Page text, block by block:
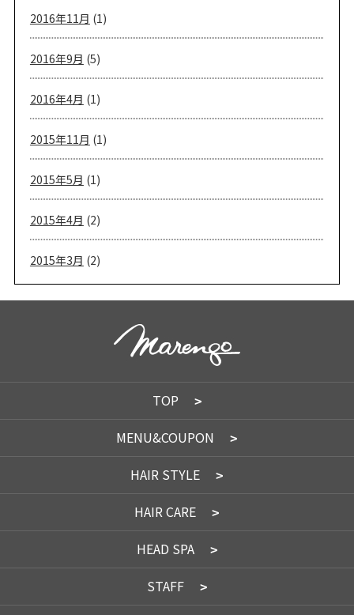
2016年11月 (1)
2016年9月 (5)
2016年4月 (1)
2015年11月 (1)
2015年5月 (1)
2015年4月 (2)
2015年3月 (2)
TOP
MENU&COUPON
HAIR STYLE
HAIR CARE
HEAD SPA
STAFF